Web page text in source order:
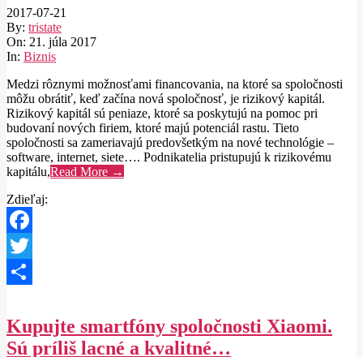
2017-07-21
By: tristate
On: 21. júla 2017
In: Biznis
Medzi rôznymi možnosťami financovania, na ktoré sa spoločnosti
môžu obrátiť, keď začína nová spoločnosť, je rizikový kapitál.
Rizikový kapitál sú peniaze, ktoré sa poskytujú na pomoc pri
budovaní nových firiem, ktoré majú potenciál rastu. Tieto
spoločnosti sa zameriavajú predovšetkým na nové technológie –
software, internet, siete…. Podnikatelia pristupujú k rizikovému
kapitálu,Read More →
Zdieľaj:
Facebook
Twitter
Kupujte smartfóny spoločnosti Xiaomi.
Sú príliš lacné a kvalitné…